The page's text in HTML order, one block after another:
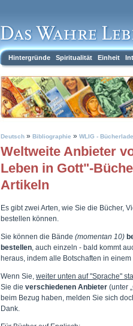
Hintergründe Spiritualität Einheit
Deutsch » Bibliographie » WLIG -
Weltweite Anbieter
Leben in Gott"-
Artikeln
Es gibt zwei Arten, wie Sie die Bücher,
bestellen können.
Sie können die Bände (momentan 10)
bestellen , auch einzeln - bald kommt
heraus, indem alle Botschaften in
Wenn Sie, weiter unten auf "Sprache"
Sie die verschiedenen Anbieter (unter
beim Bezug haben, melden Sie sich
Dank.